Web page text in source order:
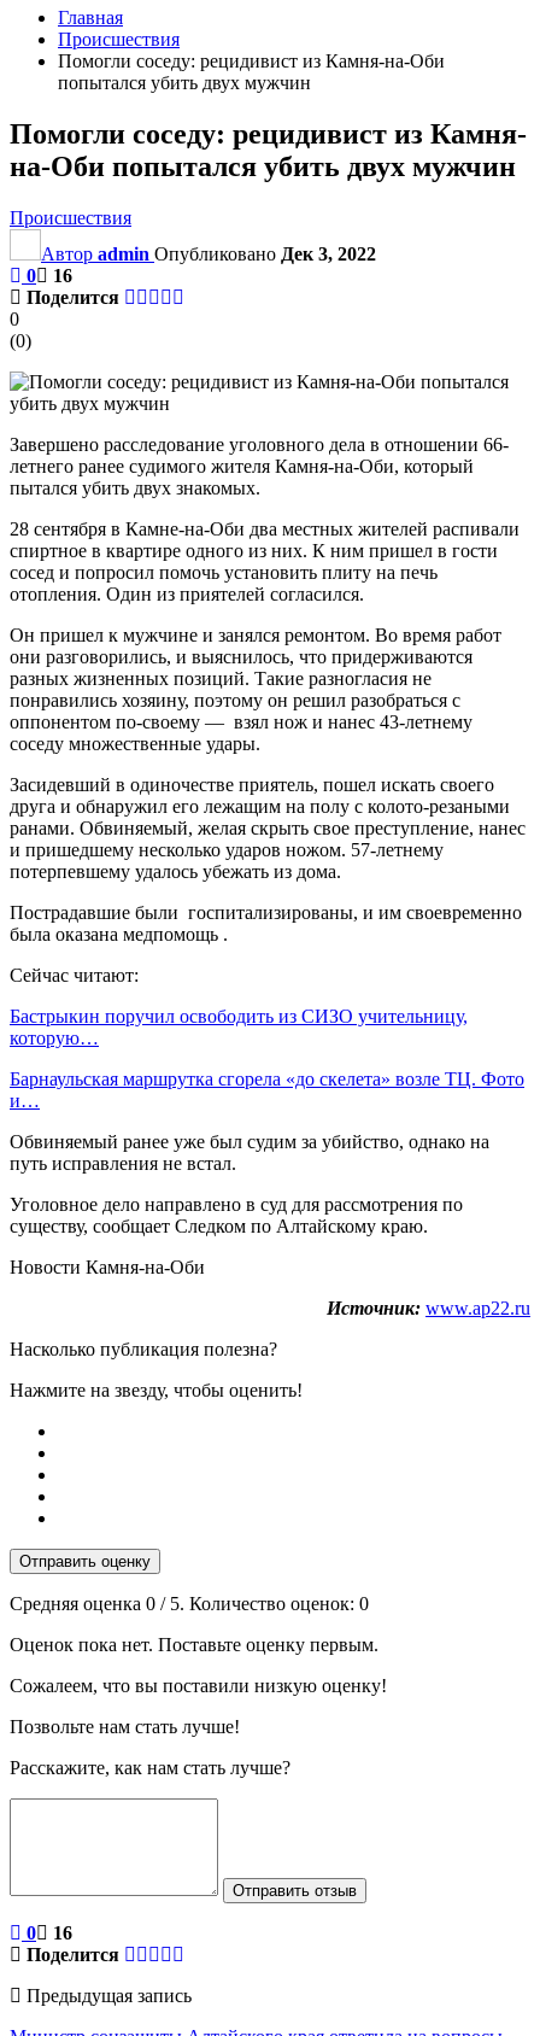
Главная
Происшествия
Помогли соседу: рецидивист из Камня-на-Оби
попытался убить двух мужчин
Помогли соседу: рецидивист из Камня-
на-Оби попытался убить двух мужчин
Происшествия
Автор admin Опубликовано Дек 3, 2022
0
16
Поделится
0
(0)
Завершено расследование уголовного дела в отношении 66-
летнего ранее судимого жителя Камня-на-Оби, который
пытался убить двух знакомых.
28 сентября в Камне-на-Оби два местных жителей распивали
спиртное в квартире одного из них. К ним пришел в гости
сосед и попросил помочь установить плиту на печь
отопления. Один из приятелей согласился.
Он пришел к мужчине и занялся ремонтом. Во время работ
они разговорились, и выяснилось, что придерживаются
разных жизненных позиций. Такие разногласия не
понравились хозяину, поэтому он решил разобраться с
оппонентом по-своему — взял нож и нанес 43-летнему
соседу множественные удары.
Засидевший в одиночестве приятель, пошел искать своего
друга и обнаружил его лежащим на полу с колото-резаными
ранами. Обвиняемый, желая скрыть свое преступление, нанес
и пришедшему несколько ударов ножом. 57-летнему
потерпевшему удалось убежать из дома.
Пострадавшие были госпитализированы, и им своевременно
была оказана медпомощь .
Сейчас читают:
Бастрыкин поручил освободить из СИЗО учительницу,
которую…
Барнаульская маршрутка сгорела «до скелета» возле ТЦ. Фото
и…
Обвиняемый ранее уже был судим за убийство, однако на
путь исправления не встал.
Уголовное дело направлено в суд для рассмотрения по
существу, сообщает Следком по Алтайскому краю.
Новости Камня-на-Оби
Источник: www.ap22.ru
Насколько публикация полезна?
Нажмите на звезду, чтобы оценить!
Отправить оценку
Средняя оценка 0 / 5. Количество оценок: 0
Оценок пока нет. Поставьте оценку первым.
Сожалеем, что вы поставили низкую оценку!
Позвольте нам стать лучше!
Расскажите, как нам стать лучше?
Отправить отзыв
0
16
Поделится
Предыдущая запись